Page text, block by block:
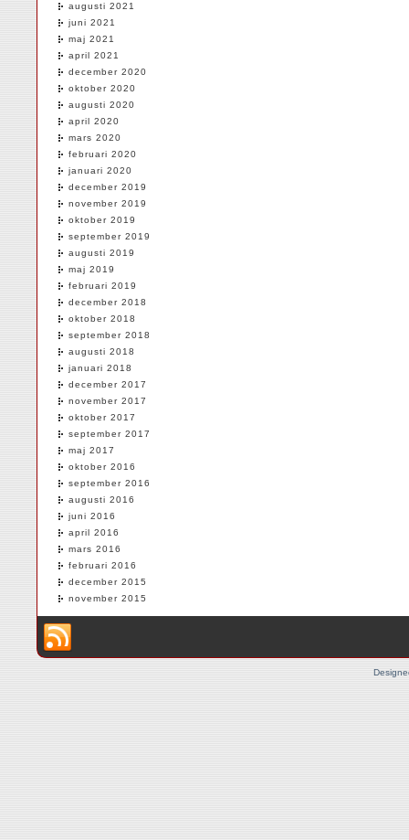
augusti 2021
juni 2021
maj 2021
april 2021
december 2020
oktober 2020
augusti 2020
april 2020
mars 2020
februari 2020
januari 2020
december 2019
november 2019
oktober 2019
september 2019
augusti 2019
maj 2019
februari 2019
december 2018
oktober 2018
september 2018
augusti 2018
januari 2018
december 2017
november 2017
oktober 2017
september 2017
maj 2017
oktober 2016
september 2016
augusti 2016
juni 2016
april 2016
mars 2016
februari 2016
december 2015
november 2015